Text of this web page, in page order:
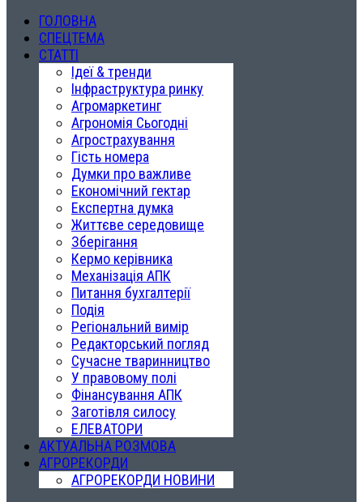
ГОЛОВНА
СПЕЦТЕМА
СТАТТІ
Ідеї & тренди
Інфраструктура ринку
Агромаркетинг
Агрономія Сьогодні
Агрострахування
Гість номера
Думки про важливе
Економічний гектар
Експертна думка
Життєве середовище
Зберігання
Кермо керівника
Механізація АПК
Питання бухгалтерії
Подія
Регіональний вимір
Редакторський погляд
Сучасне тваринництво
У правовому полі
Фінансування АПК
Заготівля силосу
ЕЛЕВАТОРИ
АКТУАЛЬНА РОЗМОВА
АГРОРЕКОРДИ
АГРОРЕКОРДИ НОВИНИ